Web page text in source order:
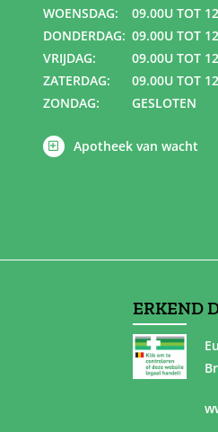
WOENSDAG:
09.00U TOT
DONDERDAG: 09.00U TOT
VRIJDAG:
09.00U TOT
ZATERDAG:
09.00U TOT
ZONDAG:
GESLOTEN
Apotheek van wacht
ERKEND